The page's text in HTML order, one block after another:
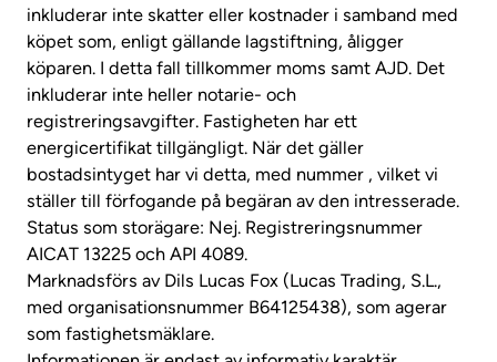
inkluderar inte skatter eller kostnader i samband med
köpet som, enligt gällande lagstiftning, åligger
köparen. I detta fall tillkommer moms samt AJD. Det
inkluderar inte heller notarie- och
registreringsavgifter. Fastigheten har ett
energicertifikat tillgängligt. När det gäller
bostadsintyget har vi detta, med nummer , vilket vi
ställer till förfogande på begäran av den intresserade.
Status som storägare: Nej. Registreringsnummer
AICAT 13225 och API 4089.
Marknadsförs av Dils Lucas Fox (Lucas Trading, S.L.,
med organisationsnummer B64125438), som agerar
som fastighetsmäklare.